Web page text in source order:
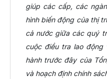
giúp các cấp, các
hình biến động của thị
cả nước giữa các quý
cuộc điều tra lao động
hành trước đây của
và hoạch định chính